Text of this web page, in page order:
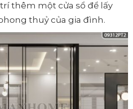
thêm một cửa sổ để lấy
thuỷ của gia đình.